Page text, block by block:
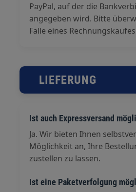
PayPal, auf der die
angegeben wird. Bitte
Falle eines
LIEFERUNG
Ist auch Expressversand
Ja. Wir bieten Ihnen
Möglichkeit an, Ihre
zustellen zu lassen.
Ist eine Paketverfolgung